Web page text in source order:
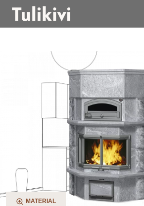
TLU2637/11
MATERIAL